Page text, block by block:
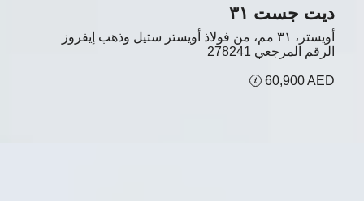
ديت جست ٣١
أويستر، ٣١ مم، من فولاذ أويستر ستيل وذهب إيفروز
الرقم المرجعي 278241
60,900 AED